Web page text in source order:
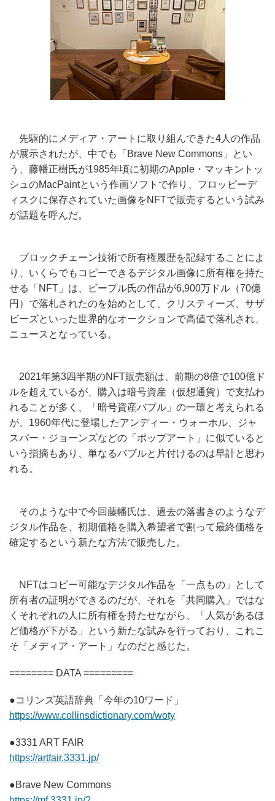
先駆的にメディア・アートに取り組んできた4人の作品
が展示されたが、中でも「Brave New Commons」とい
う、藤幡正樹氏が1985年頃に初期のApple・マッキントッ
シュのMacPaintという作画ソフトで作り、フロッピーデ
ィスクに保存されていた画像をNFTで販売するという試み
が話題を呼んだ。
ブロックチェーン技術で所有権履歴を記録することによ
り、いくらでもコピーできるデジタル画像に所有権を持た
せる「NFT」は、ビープル氏の作品が6,900万ドル（70億
円）で落札されたのを始めとして、クリスティーズ、サザ
ビーズといった世界的なオークションで高値で落札され、
ニュースとなっている。
2021年第3四半期のNFT販売額は、前期の8倍で100億ド
ルを超えているが、購入は暗号資産（仮想通貨）で支払わ
れることが多く、「暗号資産バブル」の一環と考えられる
が、1960年代に登場したアンディー・ウォーホル、ジャ
スパー・ジョーンズなどの「ポップアート」に似ていると
いう指摘もあり、単なるバブルと片付けるのは早計と思わ
れる。
そのような中で今回藤幡氏は、過去の落書きのようなデ
ジタル作品を、初期価格を購入希望者で割って最終価格を
確定するという新たな方法で販売した。
NFTはコピー可能なデジタル作品を「一点もの」として
所有者の証明ができるのだが、それを「共同購入」ではな
くそれぞれの人に所有権を持たせながら、「人気があるほ
ど価格が下がる」という新たな試みを行っており、これこ
そ「メディア・アート」なのだと感じた。
======== DATA =========
●コリンズ英語辞典「今年の10ワード」
https://www.collinsdictionary.com/woty
●3331 ART FAIR
https://artfair.3331.jp/
●Brave New Commons